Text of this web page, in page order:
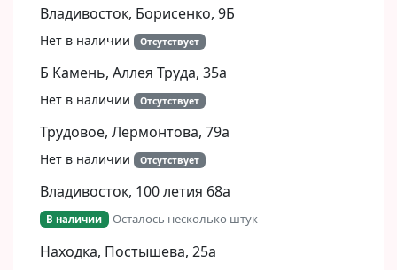
Владивосток, Борисенко, 9Б​
Нет в наличии Отсутствует
Б Камень, Аллея Труда, 35а
Нет в наличии Отсутствует
Трудовое, Лермонтова, 79а
Нет в наличии Отсутствует
Владивосток, 100 летия 68а
В наличии Осталось несколько штук
Находка, Постышева, 25а